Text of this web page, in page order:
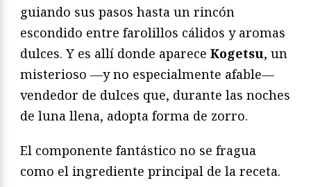
guiando sus pasos hasta un rincón
escondido entre farolillos cálidos y aromas
dulces. Y es allí donde aparece Kogetsu, un
misterioso —y no especialmente afable—
vendedor de dulces que, durante las noches
de luna llena, adopta forma de zorro.
El componente fantástico no se fragua
como el ingrediente principal de la receta.